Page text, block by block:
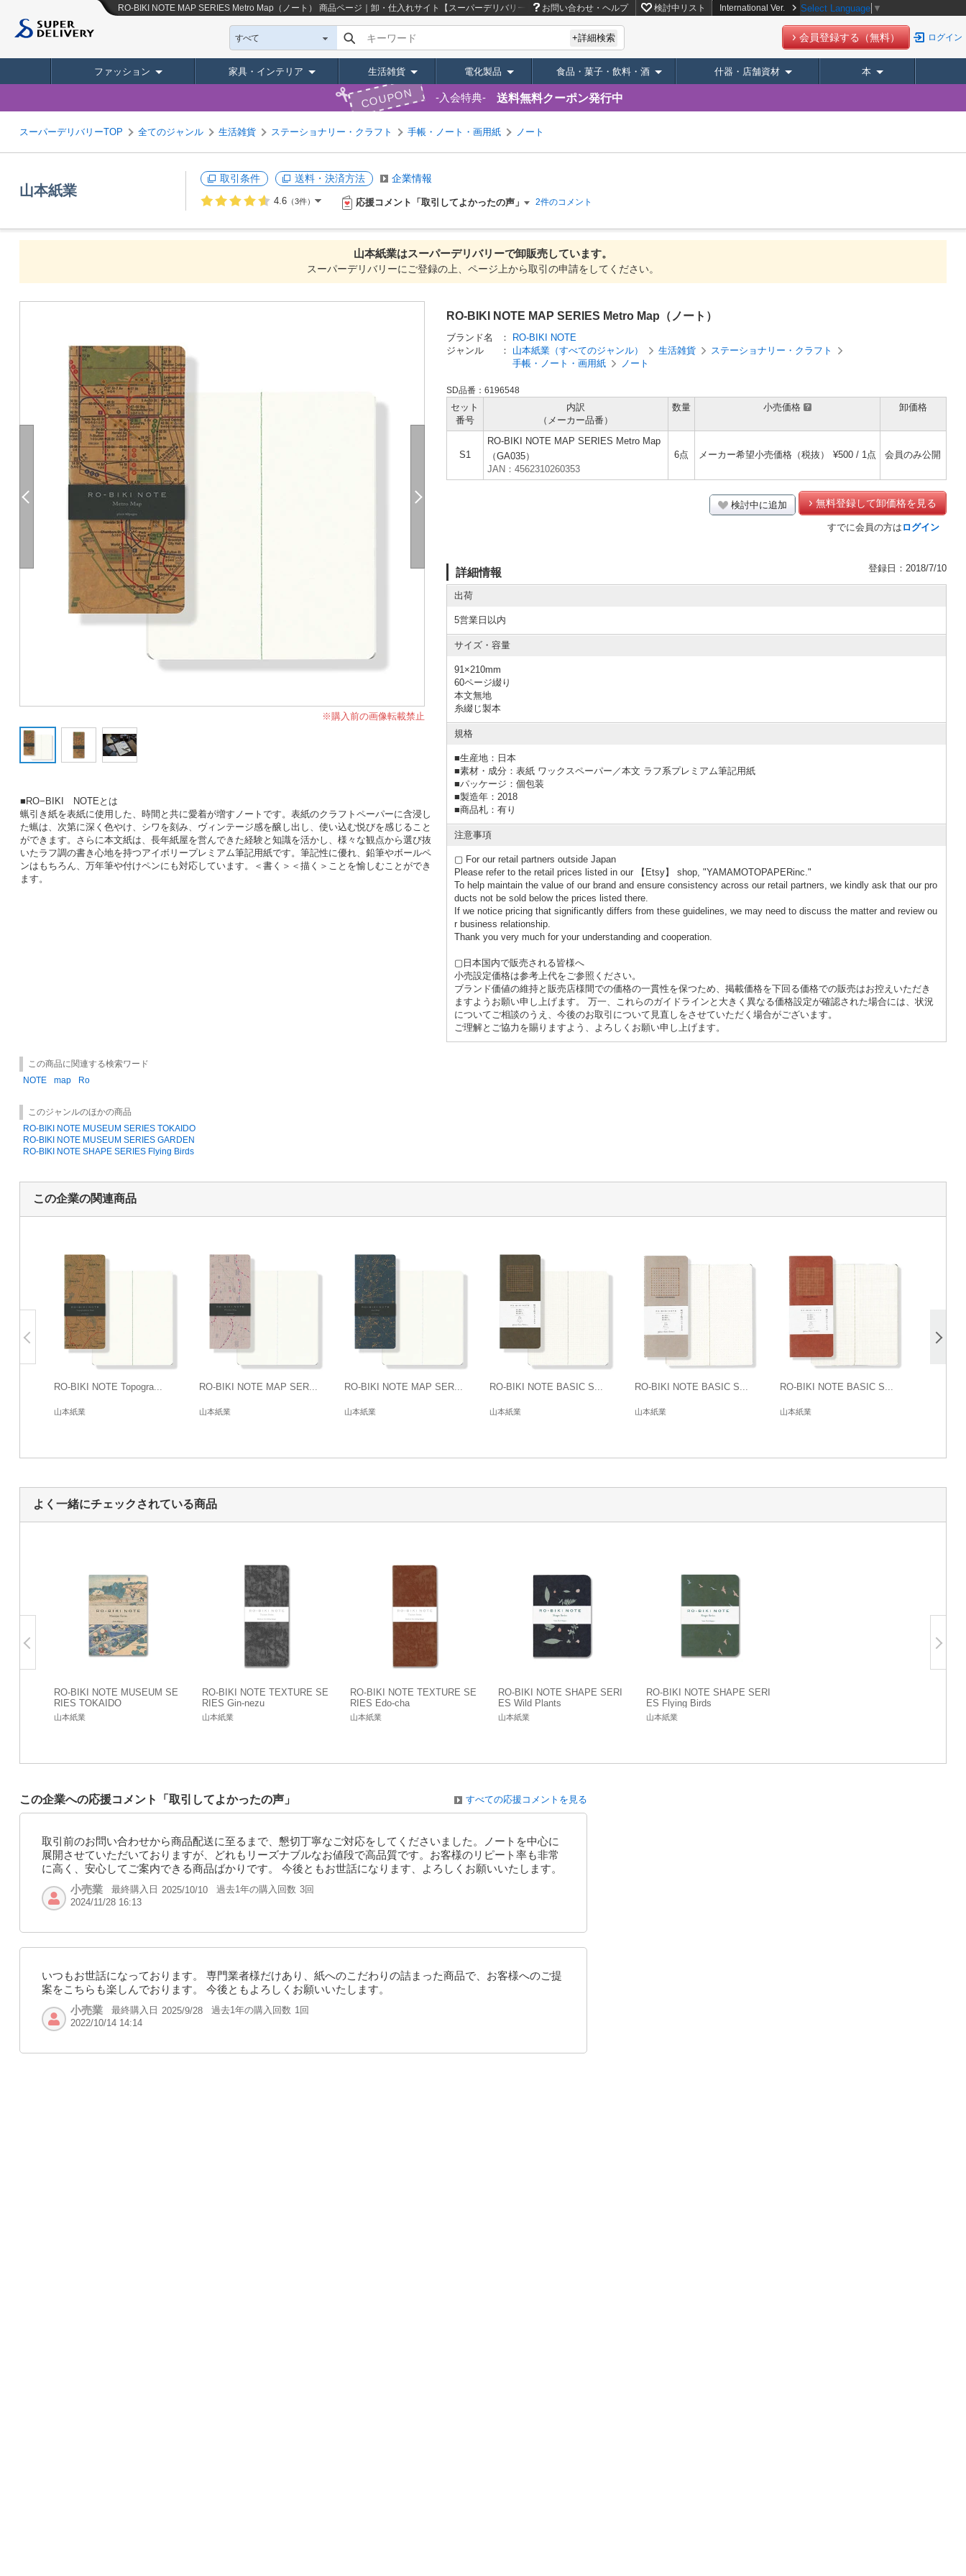
RO-BIKI NOTE MAP SERIES Metro Map（ノート） 商品ページ｜卸・仕入れサイト【スーパーデリバリー】 お問い合わせ・ヘルプ 検討中リスト International Ver. Select Language ▼
すべて キーワード +詳細検索 会員登録する（無料） ログイン
ファッション 家具・インテリア 生活雑貨 電化製品 食品・菓子・飲料・酒 什器・店舗資材 本
COUPON 入会特典 送料無料クーポン発行中
スーパーデリバリーTOP 全てのジャンル 生活雑貨 ステーショナリー・クラフト 手帳・ノート・画用紙 ノート
山本紙業
取引条件 送料・決済方法 企業情報
4.6 （3件） 応援コメント「取引してよかったの声」 2件のコメント
山本紙業はスーパーデリバリーで卸販売しています。
スーパーデリバリーにご登録の上、ページ上から取引の申請をしてください。
※購入前の画像転載禁止
■RO−BIKI NOTEとは
蝋引き紙を表紙に使用した、時間と共に愛着が増すノートです。表紙のクラフトペーパーに含浸し
た蝋は、次第に深く色やけ、シワを刻み、ヴィンテージ感を醸し出し、使い込む悦びを感じること
ができます。 さらに本文紙は、長年紙屋を営んできた経験と知識を活かし、様々な観点から選び抜
いたラフ調の書き心地を持つアイボリープレミアム筆記用紙です。筆記性に優れ、鉛筆やボールペ
ンはもちろん、万年筆や付けペンにも対応しています。＜書く＞＜描く＞ことを愉しむことができ
ます。
RO-BIKI NOTE MAP SERIES Metro Map（ノート）
ブランド名 ：
RO-BIKI NOTE
ジャンル
： 山本紙業（すべてのジャンル） 生活雑貨
ステーショナリー・クラフト
手帳・ノート・画用紙
ノート
SD品番：6196548
セット
番号
内訳
（メーカー品番）
数量 小売価格 卸価格
S1
RO-BIKI NOTE MAP SERIES Metro Map
（GA035）
JAN：4562310260353
6点 メーカー希望小売価格（税抜） ¥500 / 1点 会員のみ公開
検討中に追加 無料登録して卸価格を見る
すでに会員の方は ログイン
詳細情報 登録日：2018/7/10
出荷
5営業日以内
サイズ・容量
91×210mm
60ページ綴り
本文無地
糸綴じ製本
規格
■生産地：日本
■素材・成分：表紙 ワックスペーパー／本文 ラフ系プレミアム筆記用紙
■パッケージ：個包装
■製造年：2018
■商品札：有り
注意事項
▢ For our retail partners outside Japan
Please refer to the retail prices listed in our 【Etsy】 shop, "YAMAMOTOPAPERinc."
To help maintain the value of our brand and ensure consistency across our retail partners, we kindly ask that our pro
ducts not be sold below the prices listed there.
If we notice pricing that significantly differs from these guidelines, we may need to discuss the matter and review ou
r business relationship.
Thank you very much for your understanding and cooperation.
▢日本国内で販売される皆様へ
小売設定価格は参考上代をご参照ください。
ブランド価値の維持と販売店様間での価格の一貫性を保つため、掲載価格を下回る価格での販売はお控えいただき
ますようお願い申し上げます。 万一、これらのガイドラインと大きく異なる価格設定が確認された場合には、状況
についてご相談のうえ、今後のお取引について見直しをさせていただく場合がございます。
ご理解とご協力を賜りますよう、よろしくお願い申し上げます。
この商品に関連する検索ワード
NOTE
map Ro
このジャンルのほかの商品
RO-BIKI NOTE MUSEUM SERIES TOKAIDO
RO-BIKI NOTE MUSEUM SERIES GARDEN
RO-BIKI NOTE SHAPE SERIES Flying Birds
この企業の関連商品
RO-BIKI NOTE Topogra...
山本紙業
RO-BIKI NOTE MAP SER...
山本紙業
RO-BIKI NOTE MAP SER...
山本紙業
RO-BIKI NOTE BASIC S...
山本紙業
RO-BIKI NOTE BASIC S...
山本紙業
RO-BIKI NOTE BASIC S...
山本紙業
よく一緒にチェックされている商品
RO-BIKI NOTE MUSEUM SE
RIES TOKAIDO
山本紙業
RO-BIKI NOTE TEXTURE SE
RIES Gin-nezu
山本紙業
RO-BIKI NOTE TEXTURE SE
RIES Edo-cha
山本紙業
RO-BIKI NOTE SHAPE SERI
ES Wild Plants
山本紙業
RO-BIKI NOTE SHAPE SERI
ES Flying Birds
山本紙業
この企業への応援コメント「取引してよかったの声」 すべての応援コメントを見る
取引前のお問い合わせから商品配送に至るまで、懇切丁寧なご対応をしてくださいました。ノートを中心に
展開させていただいておりますが、どれもリーズナブルなお値段で高品質です。お客様のリピート率も非常
に高く、安心してご案内できる商品ばかりです。 今後ともお世話になります、よろしくお願いいたします。
小売業
最終購入日 2025/10/10 過去1年の購入回数 3回
2024/11/28 16:13
いつもお世話になっております。 専門業者様だけあり、紙へのこだわりの詰まった商品で、お客様へのご提
案をこちらも楽しんでおります。 今後ともよろしくお願いいたします。
小売業
最終購入日 2025/9/28 過去1年の購入回数 1回
2022/10/14 14:14